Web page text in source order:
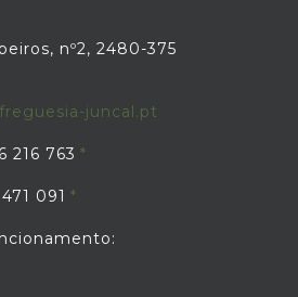
nº2, 2480-375
juncal.pt
216 763
091